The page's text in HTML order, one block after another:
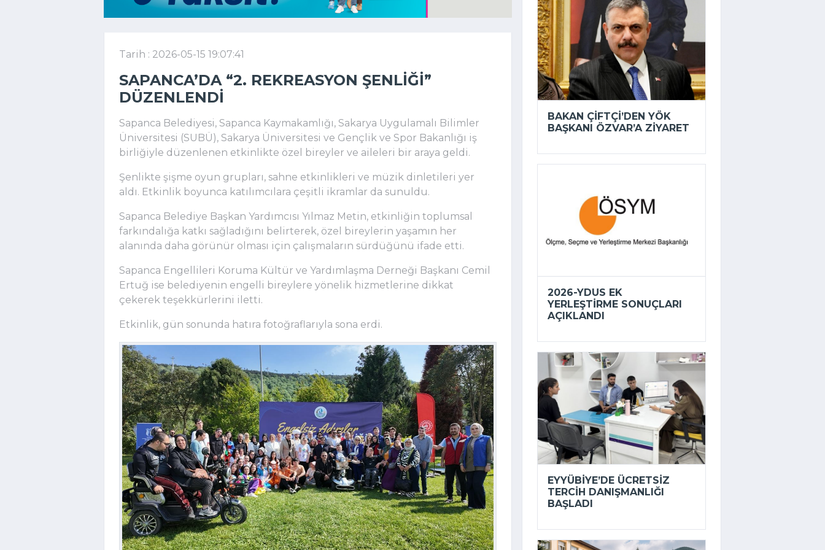
Tarih : 2026-05-15 19:07:41
SAPANCA’DA “2. REKREASYON ŞENLIĞI”
DÜZENLENDI
Sapanca Belediyesi, Sapanca Kaymakamlığı, Sakarya Uygulamalı Bilimler
Üniversitesi (SUBÜ), Sakarya Üniversitesi ve Gençlik ve Spor Bakanlığı iş
birliğiyle düzenlenen etkinlikte özel bireyler ve aileleri bir araya geldi.
Şenlikte şişme oyun grupları, sahne etkinlikleri ve müzik dinletileri yer
aldı. Etkinlik boyunca katılımcılara çeşitli ikramlar da sunuldu.
Sapanca Belediye Başkan Yardımcısı Yılmaz Metin, etkinliğin toplumsal
farkındalığa katkı sağladığını belirterek, özel bireylerin yaşamın her
alanında daha görünür olması için çalışmaların sürdüğünü ifade etti.
Sapanca Engellileri Koruma Kültür ve Yardımlaşma Derneği Başkanı Cemil
Ertuğ ise belediyenin engelli bireylere yönelik hizmetlerine dikkat
çekerek teşekkürlerini iletti.
Etkinlik, gün sonunda hatıra fotoğraflarıyla sona erdi.
BAKAN ÇIFTÇI’DEN YÖK
BAŞKANI ÖZVAR’A ZIYARET
2026-YDUS EK
YERLEŞTIRME SONUÇLARI
AÇIKLANDI
EYYÜBIYE’DE ÜCRETSIZ
TERCIH DANIŞMANLIĞI
BAŞLADI